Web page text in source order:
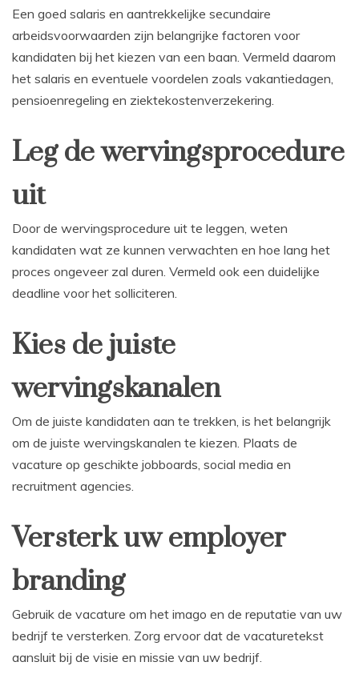
Een goed salaris en aantrekkelijke secundaire
arbeidsvoorwaarden zijn belangrijke factoren voor
kandidaten bij het kiezen van een baan. Vermeld daarom
het salaris en eventuele voordelen zoals vakantiedagen,
pensioenregeling en ziektekostenverzekering.
Leg de wervingsprocedure
uit
Door de wervingsprocedure uit te leggen, weten
kandidaten wat ze kunnen verwachten en hoe lang het
proces ongeveer zal duren. Vermeld ook een duidelijke
deadline voor het solliciteren.
Kies de juiste
wervingskanalen
Om de juiste kandidaten aan te trekken, is het belangrijk
om de juiste wervingskanalen te kiezen. Plaats de
vacature op geschikte jobboards, social media en
recruitment agencies.
Versterk uw employer
branding
Gebruik de vacature om het imago en de reputatie van uw
bedrijf te versterken. Zorg ervoor dat de vacaturetekst
aansluit bij de visie en missie van uw bedrijf.